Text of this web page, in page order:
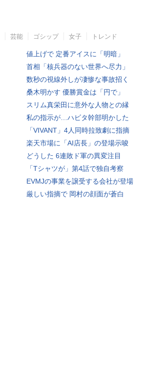
芸能 ゴシップ 女子 トレンド
値上げで 定番アイスに「明暗」
首相「核兵器のない世界へ尽力」
数秒の視線外しが凄惨な事故招く
桑木明かす 優勝賞金は「円で」
スリム真栄田に意外な人物との縁
私の指示が…ハビタ幹部明かした
「VIVANT」4人同時拉致劇に指摘
楽天市場に「AI店長」の登場示唆
どうした 6連敗ド軍の異変注目
「Tシャツが」第4話で独自考察
EVMJの事業を譲受する会社が登場
厳しい指摘で 岡村の顔面が蒼白